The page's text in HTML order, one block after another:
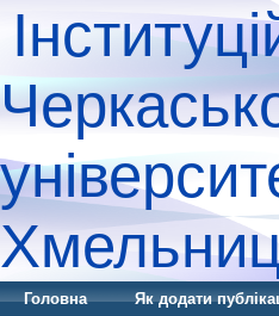
Головна Як додати